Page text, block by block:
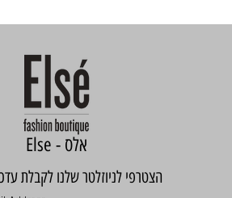
Else - אלס
הצטרפי לניוזלטר שלנו לקבלת